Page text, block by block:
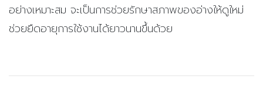
อย่างเหมาะสม จะเป็นการช่วยรักษาสภาพของอ่างให้ดูใหม่
ช่วยยืดอายุการใช้งานได้ยาวนานขึ้นด้วย